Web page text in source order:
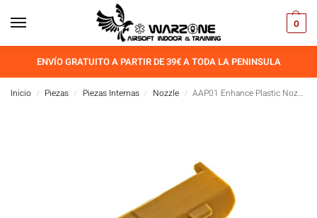
0
ENVÍO GRATUITO A PARTIR DE 39€ A TODA LA PENINSULA
Inicio / Piezas / Piezas Internas / Nozzle / AAP01 Enhance Plastic Nozzle Set